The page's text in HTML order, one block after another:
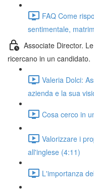
FAQ Come
sentimentale,
Associate Director.
ricercano in un candidato.
Valeria Dolci:
azienda e la sua
Cosa cerco in
Valorizzare i
all'inglese (4:11)
L'importanza